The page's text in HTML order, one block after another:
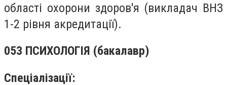
області охорони здоров'я (викладач ВНЗ
1-2 рівня акредитації).
053 ПСИХОЛОГІЯ (бакалавр)
Спеціалізації: